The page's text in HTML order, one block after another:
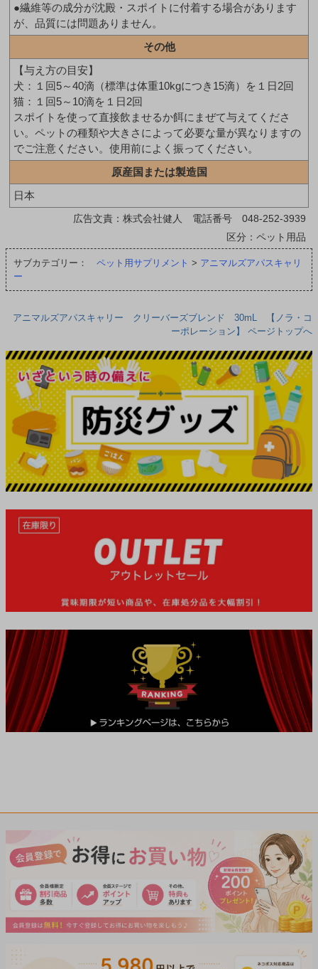
●繊維等の成分が沈殿・スポイトに付着する場合があります
が、品質には問題ありません。
その他
【与え方の目安】
犬：１回5～40滴（標準は体重10kgにつき15滴）を１日2回
猫：１回5～10滴を１日2回
スポイトを使って直接飲ませるか餌にまぜて与えてくださ
い。ペットの種類や大きさによって必要な量が異なりますの
でご注意ください。使用前によく振ってください。
原産国または製造国
日本
広告文責：株式会社健人 電話番号 048-252-3939
区分：ペット用品
サブカテゴリー： ペット用サプリメント > アニマルズアパスキャリ
ー
アニマルズアパスキャリー クリーバーズブレンド 30mL 【ノラ・コ
ーポレーション】 ページトップへ